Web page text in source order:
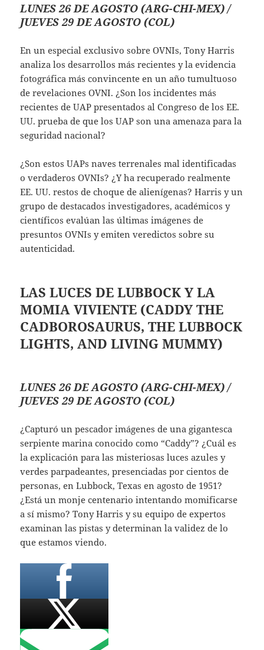
LUNES 26 DE AGOSTO (ARG-CHI-MEX) /
JUEVES 29 DE AGOSTO (COL)
En un especial exclusivo sobre OVNIs, Tony Harris
analiza los desarrollos más recientes y la evidencia
fotográfica más convincente en un año tumultuoso
de revelaciones OVNI. ¿Son los incidentes más
recientes de UAP presentados al Congreso de los EE.
UU. prueba de que los UAP son una amenaza para la
seguridad nacional?
¿Son estos UAPs naves terrenales mal identificadas
o verdaderos OVNIs? ¿Y ha recuperado realmente
EE. UU. restos de choque de alienígenas? Harris y un
grupo de destacados investigadores, académicos y
científicos evalúan las últimas imágenes de
presuntos OVNIs y emiten veredictos sobre su
autenticidad.
LAS LUCES DE LUBBOCK Y LA
MOMIA VIVIENTE (CADDY THE
CADBOROSAURUS, THE LUBBOCK
LIGHTS, AND LIVING MUMMY)
LUNES 26 DE AGOSTO (ARG-CHI-MEX) /
JUEVES 29 DE AGOSTO (COL)
¿Capturó un pescador imágenes de una gigantesca
serpiente marina conocido como “Caddy”? ¿Cuál es
la explicación para las misteriosas luces azules y
verdes parpadeantes, presenciadas por cientos de
personas, en Lubbock, Texas en agosto de 1951?
¿Está un monje centenario intentando momificarse
a sí mismo? Tony Harris y su equipo de expertos
examinan las pistas y determinan la validez de lo
que estamos viendo.